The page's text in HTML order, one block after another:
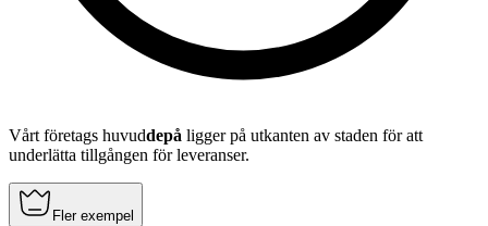
Vårt företags huvuddepå ligger på utkanten av staden för att
underlätta tillgången för leveranser.
Fler exempel